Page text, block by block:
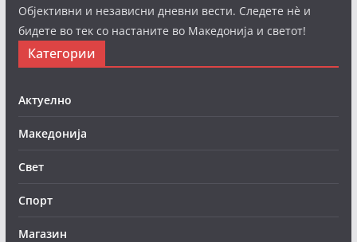
Објективни и независни дневни вести. Следете нè и
бидете во тек со настаните во Македонија и светот!
Категории
Актуелно
Македонија
Свет
Спорт
Магазин